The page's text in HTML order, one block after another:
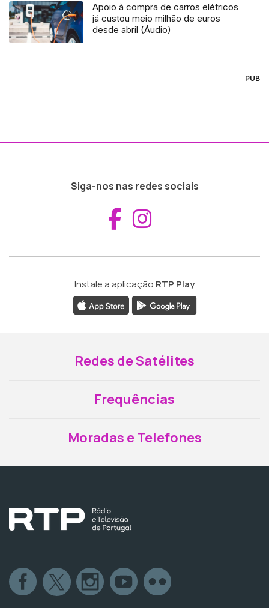
Apoio à compra de carros elétricos
já custou meio milhão de euros
desde abril (Áudio)
PUB
Siga-nos nas redes sociais
Aceder ao
Instale a aplicação RTP Play
Redes de Satélites
Frequências
Moradas e Telefones